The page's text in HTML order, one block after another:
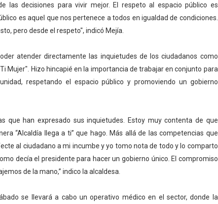
las decisiones para vivir mejor. El respeto al espacio público es
es aquel que nos pertenece a todos en igualdad de condiciones.
pero desde el respeto", indicó Mejía.
atender directamente las inquietudes de los ciudadanos como
Mujer". Hizo hincapié en la importancia de trabajar en conjunto para
respetando el espacio público y promoviendo un gobierno
que han expresado sus inquietudes. Estoy muy contenta de que
“Alcaldía llega a ti” que hago. Más allá de las competencias que
al ciudadano a mi incumbe y yo tomo nota de todo y lo comparto
decía el presidente para hacer un gobierno único. El compromiso
de la mano,” indico la alcaldesa.
se llevará a cabo un operativo médico en el sector, donde la